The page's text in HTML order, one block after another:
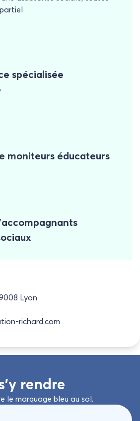
spécialisée
moniteurs éducateurs
nuit
Lyon
richard.com
rendre
le marquage bleu au sol.